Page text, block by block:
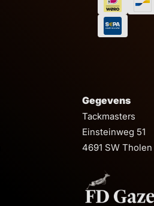
Gegevens
Tackmasters
Einsteinweg 51
4691 SW Tholen